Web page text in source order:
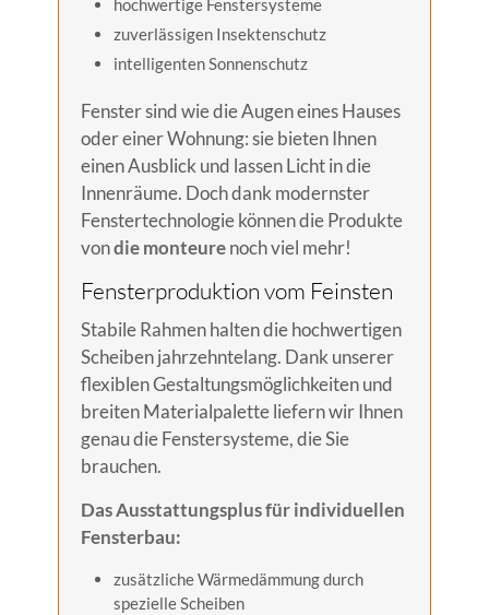
hochwertige Fenstersysteme
zuverlässigen Insektenschutz
intelligenten Sonnenschutz
Fenster sind wie die Augen eines Hauses
oder einer Wohnung: sie bieten Ihnen
einen Ausblick und lassen Licht in die
Innenräume. Doch dank modernster
Fenstertechnologie können die Produkte
vondie monteurenoch viel mehr!
Fensterproduktion vom Feinsten
Stabile Rahmen halten die hochwertigen
Scheiben jahrzehntelang. Dank unserer
flexiblen Gestaltungsmöglichkeiten und
breiten Materialpalette liefern wir Ihnen
genau die Fenstersysteme, die Sie
brauchen.
Das Ausstattungsplus für individuellen
Fensterbau:
zusätzliche Wärmedämmung durch
spezielle Scheiben